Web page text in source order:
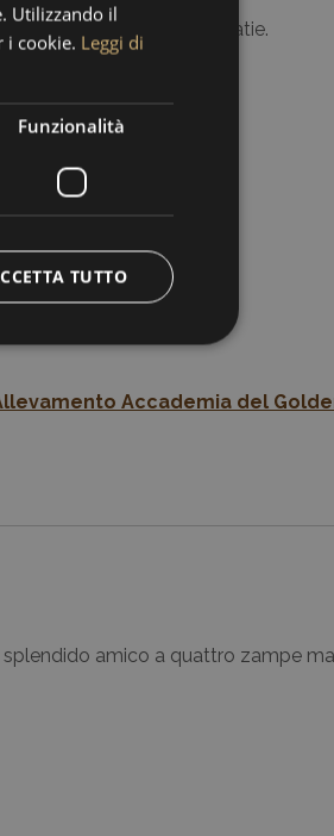
gomiti, occhi, cardiopatie.
Accademia del
amico a quattro zampe
Utilizzando il
i cookie. Leggi di
Funzionalità
TUTTO